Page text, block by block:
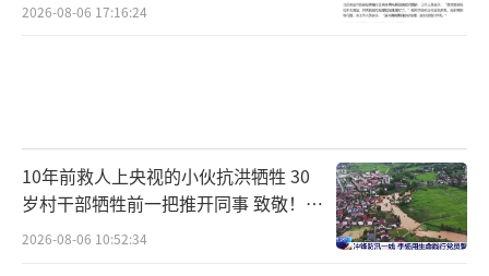
【来源：南方都市报（nddaily）、N视频
2026-08-06 17:16:24
10年前救人上央视的小伙抗洪牺牲 30
岁村干部牺牲前一把推开同事 致敬！送
别！
2026-08-06 10:52:34